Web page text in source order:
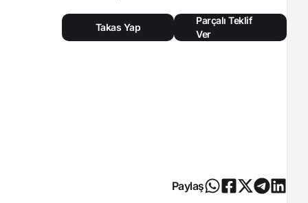
Takas Yap
Parçalı Teklif
Ver
Paylaş